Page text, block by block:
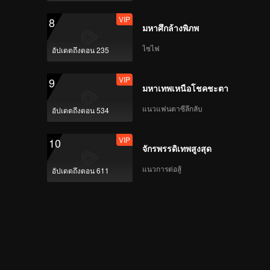
8
อัปเดตถึงตอน 235
VIP
มหาศึกล้างพิภพ
ไซไฟ
9
อัปเดตถึงตอน 534
VIP
มหาเทพเหนือโชคชะตา
แนวแฟนตาซีลึกลับ
10
อัปเดตถึงตอน 611
VIP
จักรพรรดิเทพสูงสุด
แนวการต่อสู้